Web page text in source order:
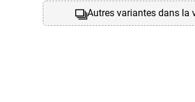
Autres variantes dans la